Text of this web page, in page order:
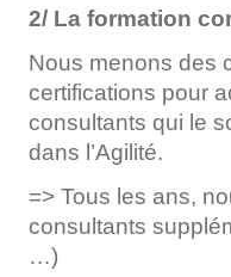
2/ La formation
Nous menons des
certifications pour
consultants qui le
dans l’Agilité.​
=> Tous les ans,
consultants
…)​